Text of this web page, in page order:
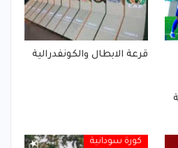
قرعة الابطال والكونفدرالية
كورة سودانية